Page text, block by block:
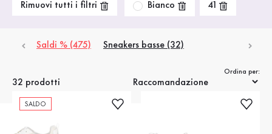
Rimuovi tutti i filtri Bianco 41
Saldi % (475) Sneakers basse (32)
32 prodotti
Ordina per:
SALDO